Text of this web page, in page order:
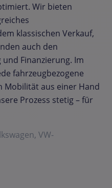
Wir bieten
klassischen Verkauf,
auch den
und Finanzierung. Im
fahrzeugbezogene
Mobilität aus einer Hand
Prozess stetig – für
VW-